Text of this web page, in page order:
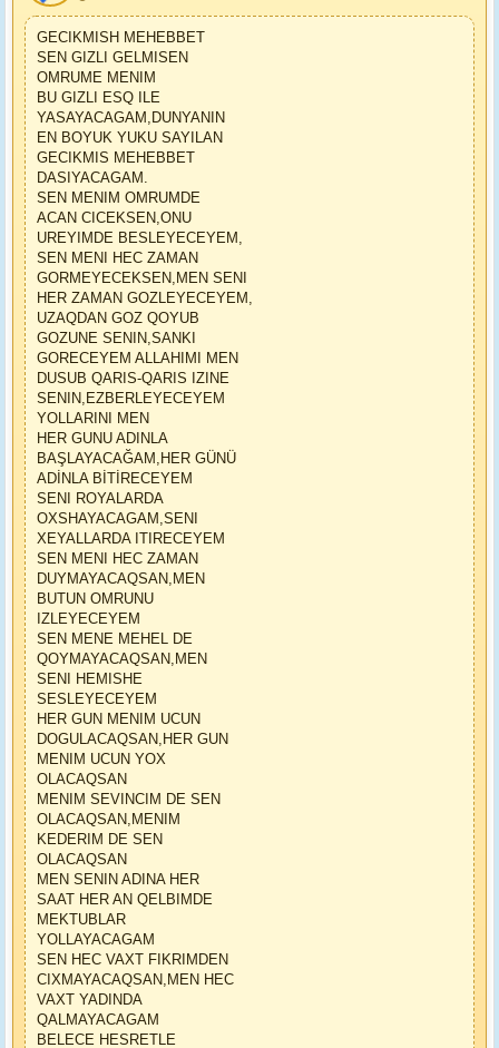
GECIKMISH MEHEBBET
SEN GIZLI GELMISEN
OMRUME MENIM
BU GIZLI ESQ ILE
YASAYACAGAM,DUNYANIN
EN BOYUK YUKU SAYILAN
GECIKMIS MEHEBBET
DASIYACAGAM.
SEN MENIM OMRUMDE
ACAN CICEKSEN,ONU
UREYIMDE BESLEYECEYEM,
SEN MENI HEC ZAMAN
GORMEYECEKSEN,MEN SENI
HER ZAMAN GOZLEYECEYEM,
UZAQDAN GOZ QOYUB
GOZUNE SENIN,SANKI
GORECEYEM ALLAHIMI MEN
DUSUB QARIS-QARIS IZINE
SENIN,EZBERLEYECEYEM
YOLLARINI MEN
HER GUNU ADINLA
BAŞLAYACAĞAM,HER GÜNÜ
ADİNLA BİTİRECEYEM
SENI ROYALARDA
OXSHAYACAGAM,SENI
XEYALLARDA ITIRECEYEM
SEN MENI HEC ZAMAN
DUYMAYACAQSAN,MEN
BUTUN OMRUNU
IZLEYECEYEM
SEN MENE MEHEL DE
QOYMAYACAQSAN,MEN
SENI HEMISHE
SESLEYECEYEM
HER GUN MENIM UCUN
DOGULACAQSAN,HER GUN
MENIM UCUN YOX
OLACAQSAN
MENIM SEVINCIM DE SEN
OLACAQSAN,MENIM
KEDERIM DE SEN
OLACAQSAN
MEN SENIN ADINA HER
SAAT HER AN QELBIMDE
MEKTUBLAR
YOLLAYACAGAM
SEN HEC VAXT FIKRIMDEN
CIXMAYACAQSAN,MEN HEC
VAXT YADINDA
QALMAYACAGAM
BELECE HESRETLE